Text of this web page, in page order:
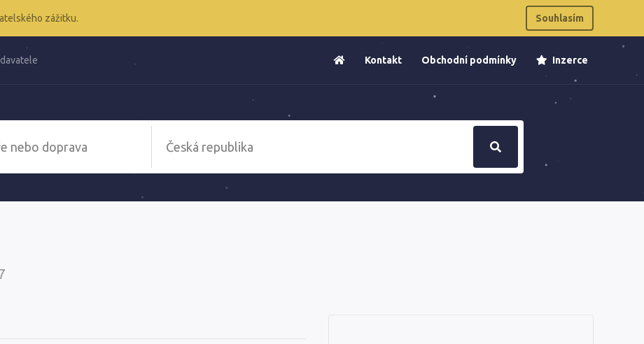
zážitku. Souhlasím
Kontakt Obchodní podmínky Inzerce